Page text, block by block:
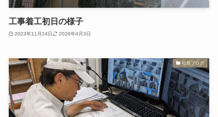
工事着工初日の様子
2023年11月14日 2026年4月3日
社長ブログ